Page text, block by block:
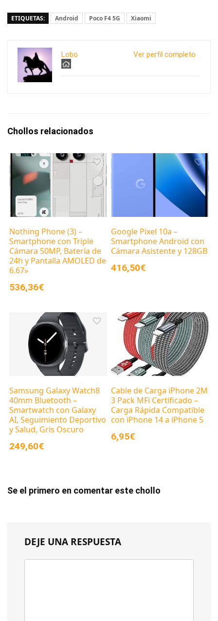
ETIQUETAS: Android Poco F4 5G Xiaomi
Ver perfil completo
Lobo
Chollos relacionados
Nothing Phone (3) –
Smartphone con Triple
Cámara 50MP, Batería de
24h y Pantalla AMOLED de
6.67»
536,36€
Google Pixel 10a –
Smartphone Android con
Cámara Asistente y 128GB
416,50€
Samsung Galaxy Watch8
40mm Bluetooth –
Smartwatch con Galaxy
AI, Seguimiento Deportivo
y Salud, Gris Oscuro
249,60€
Cable de Carga iPhone 2M
3 Pack MFi Certificado –
Carga Rápida Compatible
con iPhone 14 a iPhone 5
6,95€
Se el primero en comentar este chollo
DEJE UNA RESPUESTA